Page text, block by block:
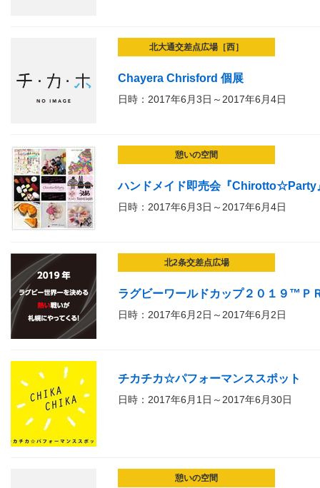
北大通交差点広場［西］
Chayera Chrisford 個展
日時：2017年6月3日～2017年6月4日
憩いの空間
ハンドメイド即売会『Chirotto☆Party
日時：2017年6月3日～2017年6月4日
北2条交差点広場
ラグビーワールドカップ２０１９™Ｐ
日時：2017年6月2日～2017年6月2日
チカチカ☆パフォーマンススポット
日時：2017年6月1日～2017年6月30日
憩いの空間